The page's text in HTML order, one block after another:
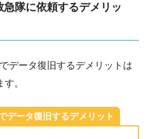
隊に依頼するデメリッ
データ復旧するデメリットは
。
データ復旧するデメリット